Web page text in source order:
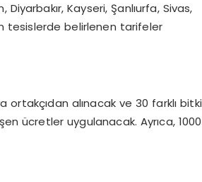
Kayseri, Şanlıurfa, Sivas,
tesislerde belirlenen tarifeler
ortakçıdan alınacak ve 30 farklı bitki
ücretler uygulanacak. Ayrıca, 1000